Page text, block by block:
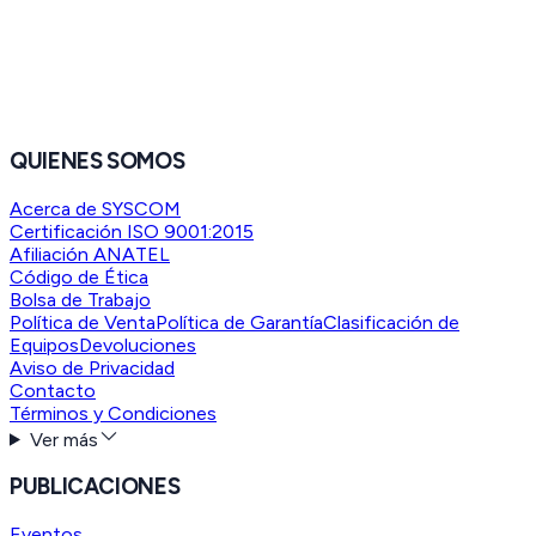
QUIENES SOMOS
Acerca de SYSCOM
Certificación ISO 9001:2015
Afiliación ANATEL
Código de Ética
Bolsa de Trabajo
Política de VentaPolítica de GarantíaClasificación de
EquiposDevoluciones
Aviso de Privacidad
Contacto
Términos y Condiciones
Ver más
PUBLICACIONES